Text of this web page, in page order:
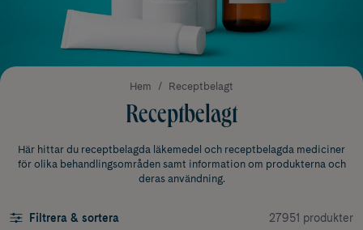
Hem Receptbelagt
Receptbelagt
Här hittar du receptbelagda läkemedel och receptbelagda mediciner
för olika behandlingsområden samt information om produkterna och
deras användning.
Filtrera & sortera 27951 produkter